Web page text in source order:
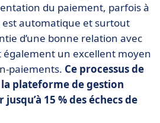
du paiement, parfois à
est automatique et surtout
d’une bonne relation avec
également un excellent moyen
paiements. Ce processus de
plateforme de gestion
15 % des échecs de